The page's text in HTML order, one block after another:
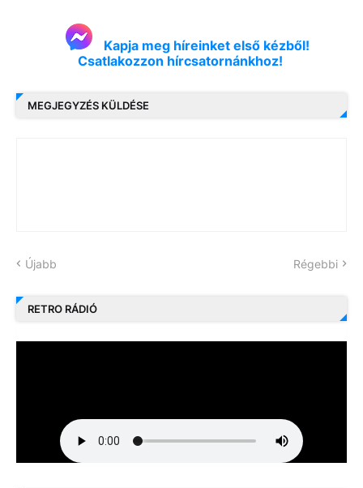
Kapja meg híreinket első kézből!
Csatlakozzon hírcsatornánkhoz!
MEGJEGYZÉS KÜLDÉSE
Újabb Régebbi
RETRO RÁDIÓ